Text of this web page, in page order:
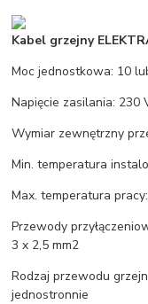
Kabel grzejny
Moc jednostkowa: 10
Napięcie zasilania: 230
Wymiar zewnętrzny
Min. temperatura
Max. temperatura
Przewody
3 x 2,5 mm2
Rodzaj przewodu
jednostronnie